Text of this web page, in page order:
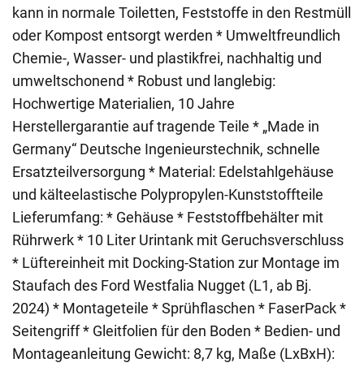
kann in normale Toiletten, Feststoffe in den Restmüll
oder Kompost entsorgt werden * Umweltfreundlich
Chemie-, Wasser- und plastikfrei, nachhaltig und
umweltschonend * Robust und langlebig:
Hochwertige Materialien, 10 Jahre
Herstellergarantie auf tragende Teile * „Made in
Germany“ Deutsche Ingenieurstechnik, schnelle
Ersatzteilversorgung * Material: Edelstahlgehäuse
und kälteelastische Polypropylen-Kunststoffteile
Lieferumfang: * Gehäuse * Feststoffbehälter mit
Rührwerk * 10 Liter Urintank mit Geruchsverschluss
* Lüftereinheit mit Docking-Station zur Montage im
Staufach des Ford Westfalia Nugget (L1, ab Bj.
2024) * Montageteile * Sprühflaschen * FaserPack *
Seitengriff * Gleitfolien für den Boden * Bedien- und
Montageanleitung Gewicht: 8,7 kg, Maße (LxBxH):